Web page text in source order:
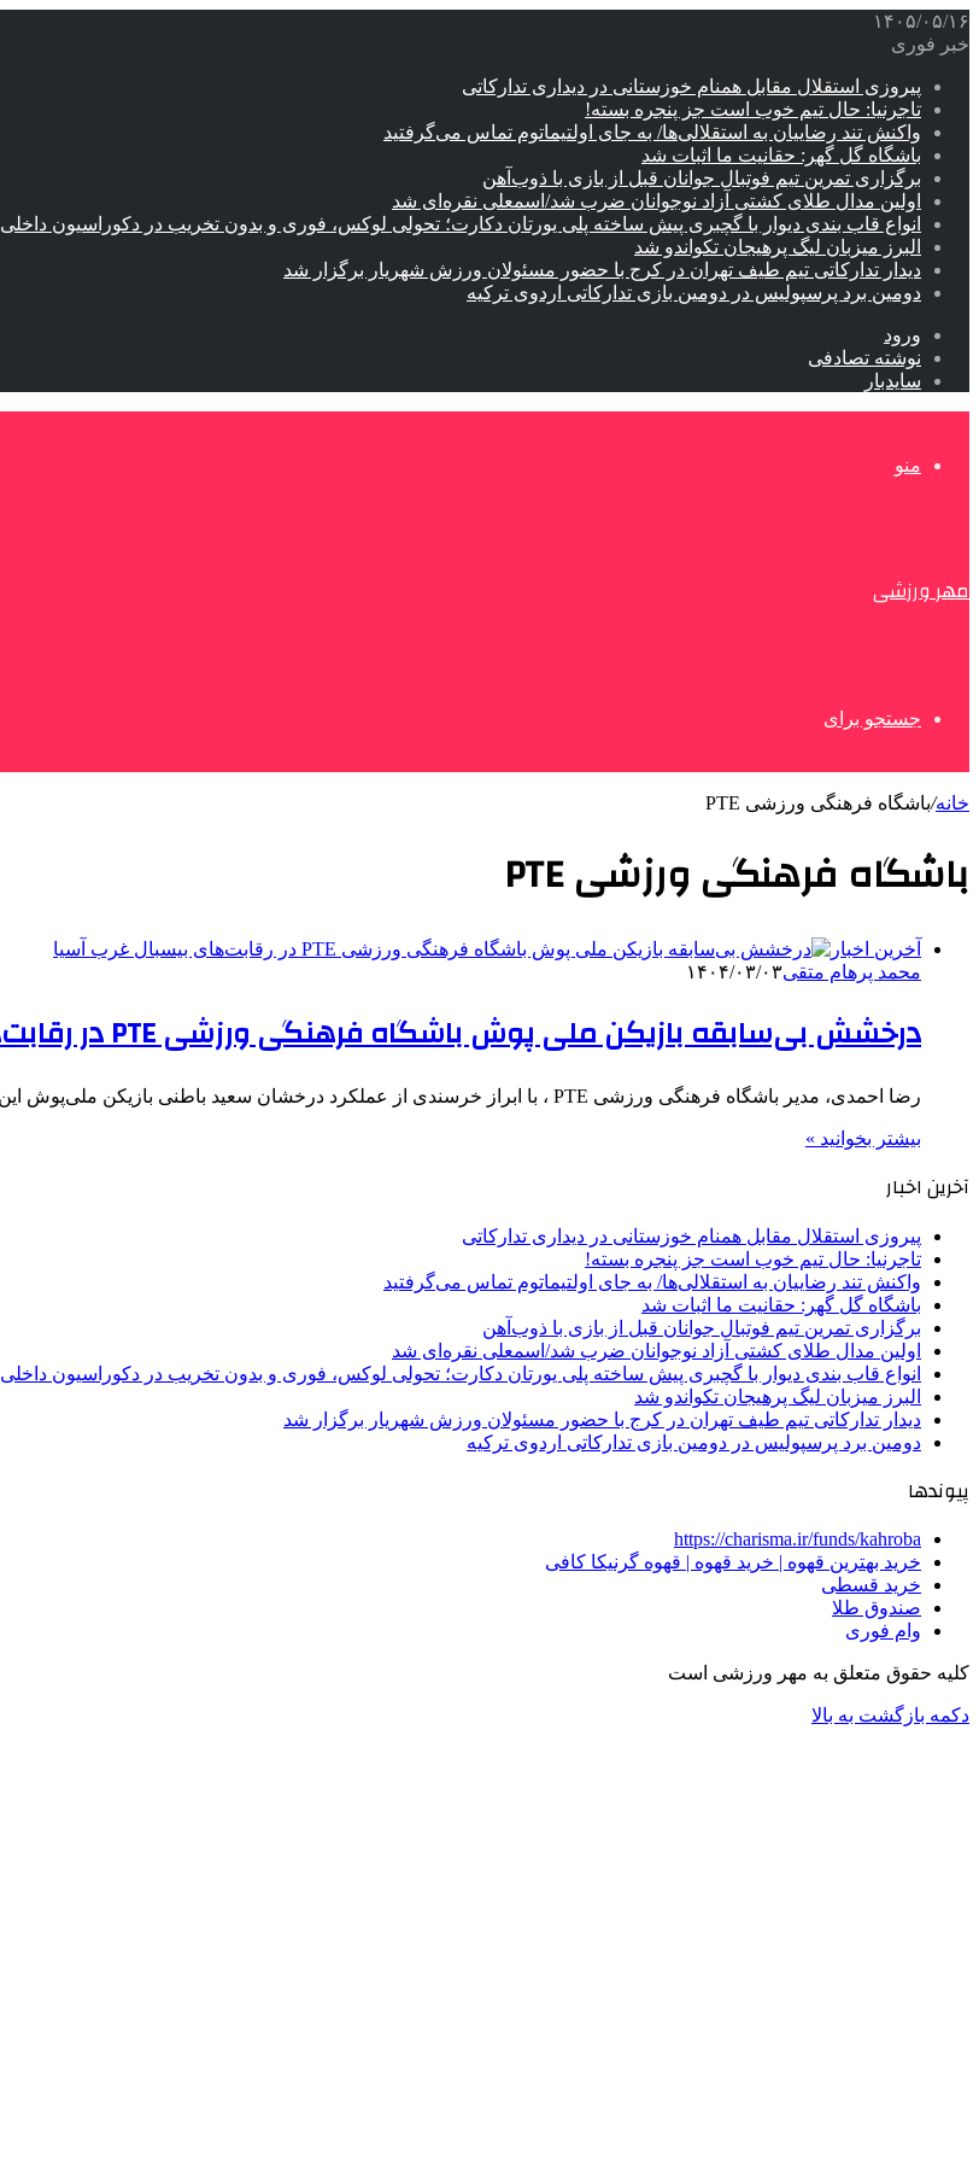
۱۴۰۵/۰۵/۱۶
خبر فوری
پیروزی استقلال مقابل همنام خوزستانی در دیداری تدارکاتی
تاجرنیا: حال تیم خوب است جز پنجره بسته!
واکنش تند رضاییان به استقلالی‌ها/ به جای اولتیماتوم تماس می‌گرفتید
باشگاه گل گهر: حقانیت ما اثبات شد
برگزاری تمرین تیم فوتبال جوانان قبل از بازی با ذوب‌آهن
اولین مدال طلای کشتی آزاد نوجوانان ضرب شد/اسمعلی نقره‌ای شد
انواع قاب بندی دیوار با گچبری پیش ساخته پلی یورتان دکارت؛ تحولی لوکس، فوری و بدون تخریب در دکوراسیون داخلی
البرز میزبان لیگ پرهیجان تکواندو شد
دیدار تدارکاتی تیم طیف تهران در کرج با حضور مسئولان ورزش شهریار برگزار شد
دومین برد پرسپولیس در دومین بازی تدارکاتی اردوی ترکیه
ورود
نوشته تصادفی
سایدبار
منو
مهر ورزشی
جستجو برای
خانه/باشگاه فرهنگی ورزشی PTE
باشگاه فرهنگی ورزشی PTE
آخرین اخبار
محمد پرهام متقی۱۴۰۴/۰۳/۰۳
درخشش بی‌سابقه بازیکن ملی پوش باشگاه فرهنگی ورزشی PTE در رقابت‌های بیسبال غرب آسیا
رضا احمدی، مدیر باشگاه فرهنگی ورزشی PTE ، با ابراز خرسندی از عملکرد درخشان سعید باطنی بازیکن ملی‌پوش این باشگاه،…
بیشتر بخوانید »
آخرین اخبار
پیروزی استقلال مقابل همنام خوزستانی در دیداری تدارکاتی
تاجرنیا: حال تیم خوب است جز پنجره بسته!
واکنش تند رضاییان به استقلالی‌ها/ به جای اولتیماتوم تماس می‌گرفتید
باشگاه گل گهر: حقانیت ما اثبات شد
برگزاری تمرین تیم فوتبال جوانان قبل از بازی با ذوب‌آهن
اولین مدال طلای کشتی آزاد نوجوانان ضرب شد/اسمعلی نقره‌ای شد
انواع قاب بندی دیوار با گچبری پیش ساخته پلی یورتان دکارت؛ تحولی لوکس، فوری و بدون تخریب در دکوراسیون داخلی
البرز میزبان لیگ پرهیجان تکواندو شد
دیدار تدارکاتی تیم طیف تهران در کرج با حضور مسئولان ورزش شهریار برگزار شد
دومین برد پرسپولیس در دومین بازی تدارکاتی اردوی ترکیه
پیوندها
https://charisma.ir/funds/kahroba
خرید بهترین قهوه | خرید قهوه | قهوه گرنیکا کافی
خرید قسطی
صندوق طلا
وام فوری
کلیه حقوق متعلق به مهر ورزشی است
دکمه بازگشت به بالا